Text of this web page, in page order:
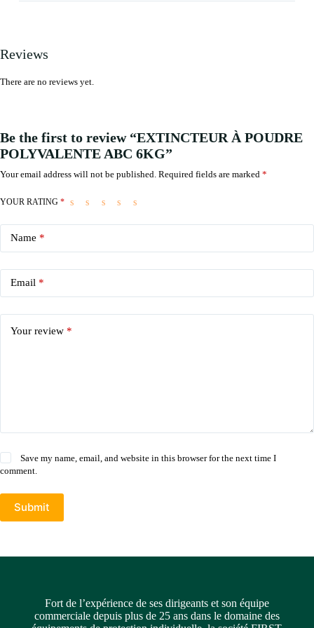
Reviews
There are no reviews yet.
Be the first to review “EXTINCTEUR À POUDRE
POLYVALENTE ABC 6KG”
Your email address will not be published. Required fields are marked *
YOUR RATING *
Name *
Email *
Your review *
Save my name, email, and website in this browser for the next time I
comment.
Submit
Fort de l’expérience de ses dirigeants et son équipe
commerciale depuis plus de 25 ans dans le domaine des